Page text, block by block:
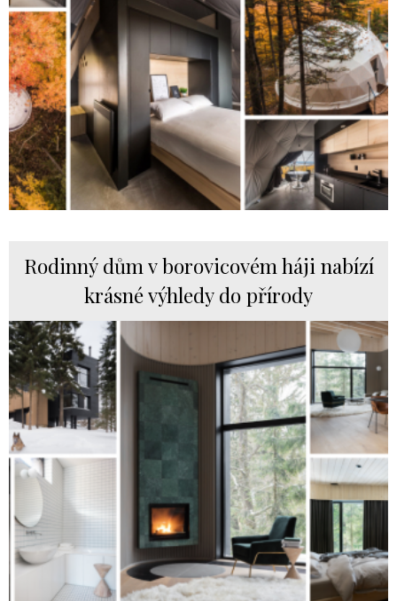
Rodinný dům v borovicovém háji nabízí
krásné výhledy do přírody